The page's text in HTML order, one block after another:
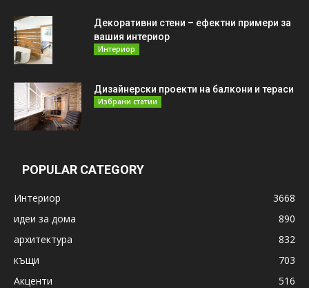
Декоративни стени – ефектни примери за
вашия интериор
Интериор
Дизайнерски проекти на балкони и тераси
Избрани статии
POPULAR CATEGORY
Интериор
3668
идеи за дома
890
архитектура
832
къщи
703
Акценти
516